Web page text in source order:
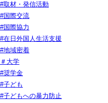
#取材・発信活動
#国際交流
#国際協力
#在日外国人生活支援
#地域密着
＃大学
#奨学金
#子ども
#子どもへの暴力防止